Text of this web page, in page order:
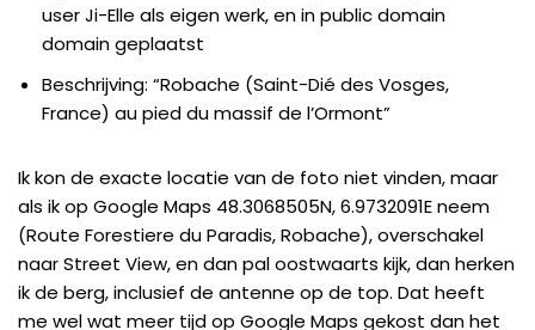
user Ji-Elle als eigen werk, en in public domain
domain geplaatst
Beschrijving: “Robache (Saint-Dié des Vosges,
France) au pied du massif de l’Ormont”
Ik kon de exacte locatie van de foto niet vinden, maar
als ik op Google Maps 48.3068505N, 6.9732091Eneem
(Route Forestiere du Paradis, Robache), overschakel
naar Street View, en dan pal oostwaarts kijk, dan herken
ik de berg, inclusief de antenne op de top. Dat heeft
me wel wat meer tijd op Google Maps gekost dan het